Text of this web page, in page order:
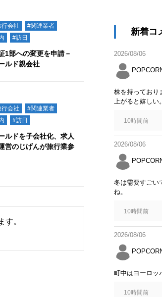
行会社
#関連業者
#訪日
1部への変更を申請－
ルド親会社
行会社
#関連業者
#訪日
ルドを子会社化、求人
営のじげんが旅行業参
。
新着コ
2026/08/06
株を持っており
上がると嬉しい。
10時間前
2026/08/06
冬は需要すごい
ね。
10時間前
2026/08/06
町中はヨーロッ
10時間前